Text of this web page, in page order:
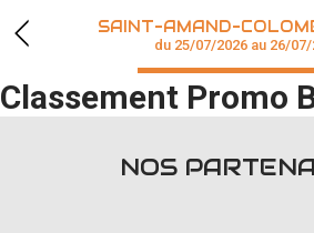
CHAMPIONNAT
RÉSULTATS
SAINT-AMAND-
du 25/07/2026 au 26/07/
Classement Promo
NOS